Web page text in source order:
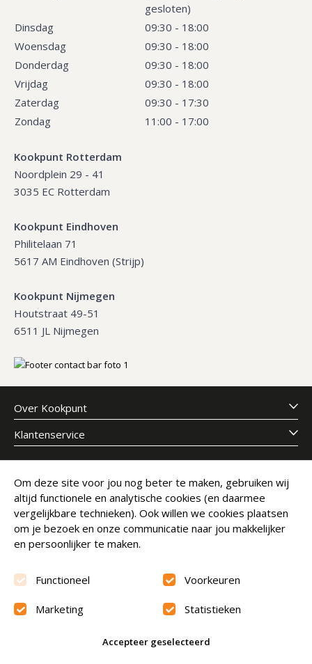
gesloten)
Dinsdag
09:30 - 18:00
Woensdag
09:30 - 18:00
Donderdag
09:30 - 18:00
Vrijdag
09:30 - 18:00
Zaterdag
09:30 - 17:30
Zondag
11:00 - 17:00
Kookpunt Rotterdam
Noordplein 29 - 41
3035 EC Rotterdam
Kookpunt Eindhoven
Philitelaan 71
5617 AM Eindhoven (Strijp)
Kookpunt Nijmegen
Houtstraat 49-51
6511 JL Nijmegen
Over Kookpunt
Klantenservice
Meld je aan voor onze nieuwsbrief
E-mailadres
Abonneer
Beoordeling9.6
Om deze site voor jou nog beter te maken, gebruiken wij
altijd functionele en analytische cookies (en daarmee
vergelijkbare technieken). Ook willen we cookies plaatsen
om je bezoek en onze communicatie naar jou makkelijker
en persoonlijker te maken.
Functioneel Voorkeuren
Marketing Statistieken
Accepteer geselecteerd